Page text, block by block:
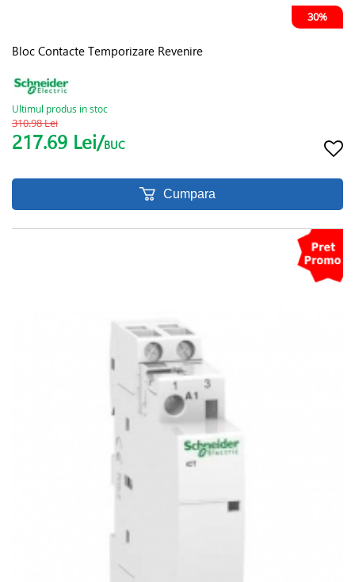
30%
Bloc Contacte Temporizare Revenire
Ultimul produs in stoc
310.98 Lei
217.69 Lei/BUC
Cumpara